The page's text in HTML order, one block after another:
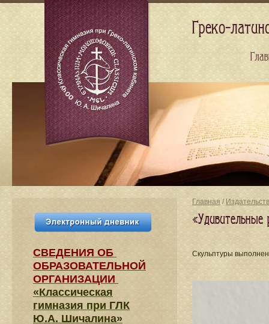
Главная /
Скульптуры
СВЕДЕНИЯ​ ОБ
ОБРАЗОВАТЕЛЬНОЙ
ОРГАНИЗАЦИИ
«Классическая
гимназия при ГЛК
Ю.А. Шичалина»
Греко-